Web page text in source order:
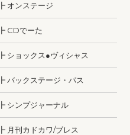
┣ オンステージ
┣ CDでーた
┣ ショックス●ヴィシャス
┣ バックステージ・パス
┣ シンプジャーナル
┣ 月刊カドカワ/ブレス